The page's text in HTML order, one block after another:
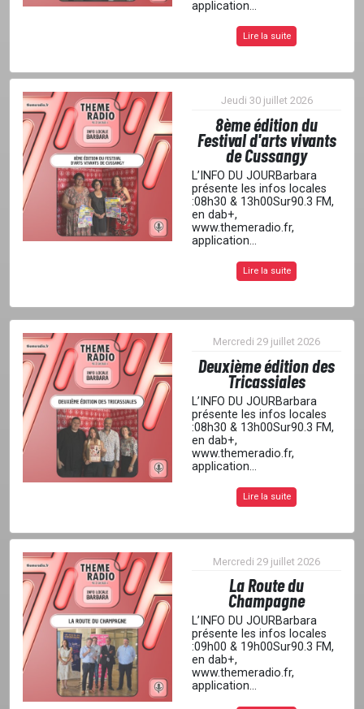
application...
Lire la suite
Jeudi 30 juillet 2026
8ème édition du
Festival d'arts vivants
de Cussangy
L’INFO DU JOURBarbara
présente les infos locales
:08h30 & 13h00Sur90.3 FM,
en dab+,
www.themeradio.fr,
application...
Lire la suite
Mercredi 29 juillet 2026
Deuxième édition des
Tricassiales
L’INFO DU JOURBarbara
présente les infos locales
:08h30 & 13h00Sur90.3 FM,
en dab+,
www.themeradio.fr,
application...
Lire la suite
Mercredi 29 juillet 2026
La Route du
Champagne
L’INFO DU JOURBarbara
présente les infos locales
:09h00 & 19h00Sur90.3 FM,
en dab+,
www.themeradio.fr,
application...